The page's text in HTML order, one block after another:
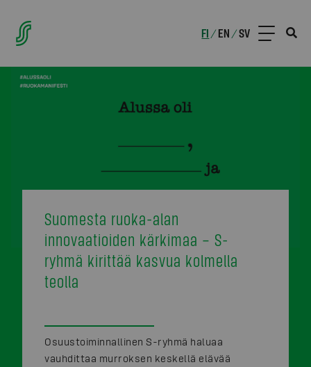
FI /EN /SV
Suomesta ruoka-alan
innovaatioiden kärkimaa – S-
ryhmä kirittää kasvua kolmella
teolla
Osuustoiminnallinen S-ryhmä haluaa
vauhdittaa murroksen keskellä elävää